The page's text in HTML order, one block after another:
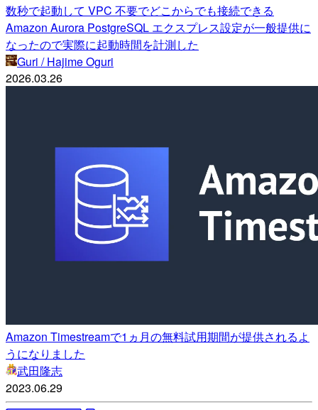
数秒で起動して VPC 不要でどこからでも接続できる
Amazon Aurora PostgreSQL エクスプレス設定が一般提供に
なったので実際に起動時間を計測した
Guri / Hajime Oguri
2026.03.26
Amazon Timestreamで1ヵ月の無料試用期間が提供されるよ
うになりました
武田隆志
2023.06.29